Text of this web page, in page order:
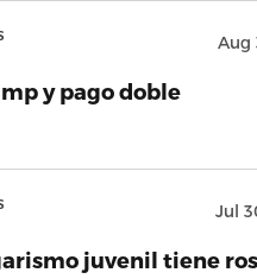
Aug
y pago doble
Jul
juvenil tiene